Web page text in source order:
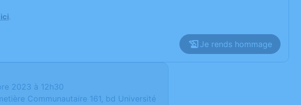
.
Je rends hommage
2023 à 12h30
Communautaire 161, bd Université